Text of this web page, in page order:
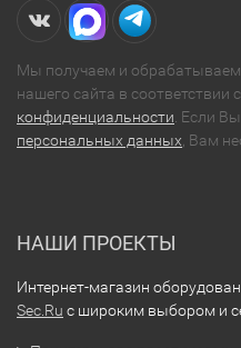
Мы получаем и
нашего сайта в соответствии с
конфиденциальности. Если
персональных данных, Вам
НАШИ ПРОЕКТЫ
Интернет-магазин
Sec.Ru с широким выбором и